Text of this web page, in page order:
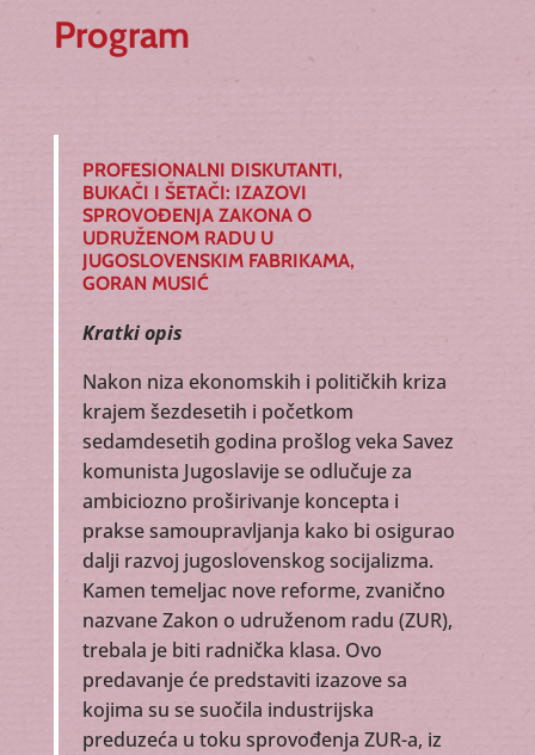
Program
PROFESIONALNI DISKUTANTI,
BUKAČI I ŠETAČI: IZAZOVI
SPROVOĐENJA ZAKONA O
UDRUŽENOM RADU U
JUGOSLOVENSKIM FABRIKAMA,
GORAN MUSIĆ
Kratki opis
Nakon niza ekonomskih i političkih kriza
krajem šezdesetih i početkom
sedamdesetih godina prošlog veka Savez
komunista Jugoslavije se odlučuje za
ambiciozno proširivanje koncepta i
prakse samoupravljanja kako bi osigurao
dalji razvoj jugoslovenskog socijalizma.
Kamen temeljac nove reforme, zvanično
nazvane Zakon o udruženom radu (ZUR),
trebala je biti radnička klasa. Ovo
predavanje će predstaviti izazove sa
kojima su se suočila industrijska
preduzeća u toku sprovođenja ZUR-a, iz